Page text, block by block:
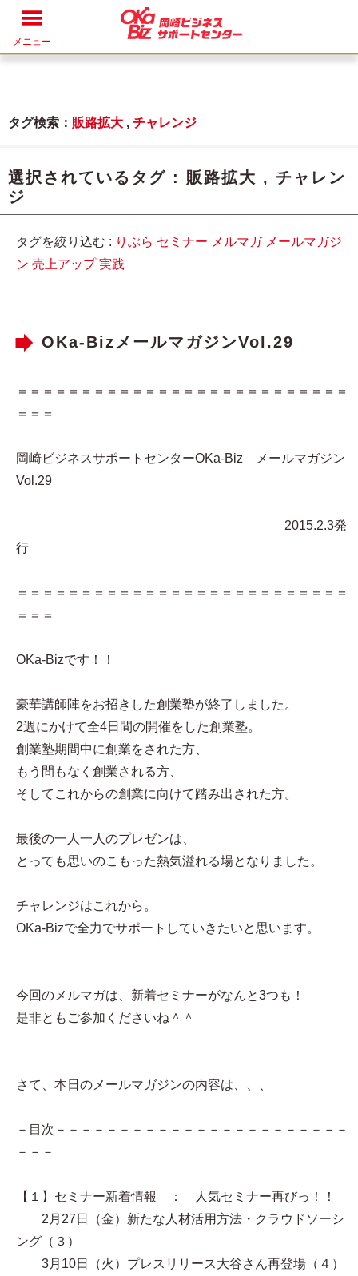
メニュー
タグ検索： 販路拡大 , チャレンジ
選択されているタグ : 販路拡大 , チャレン
ジ
タグを絞り込む : りぶら セミナー メルマガ メールマガジ
ン 売上アップ 実践
OKa-BizメールマガジンVol.29
＝＝＝＝＝＝＝＝＝＝＝＝＝＝＝＝＝＝＝＝＝＝＝＝＝＝
＝＝＝
岡崎ビジネスサポートセンターOKa-Biz メールマガジン
Vol.29
2015.2.3発
行
＝＝＝＝＝＝＝＝＝＝＝＝＝＝＝＝＝＝＝＝＝＝＝＝＝＝
＝＝＝
OKa-Bizです！！
豪華講師陣をお招きした創業塾が終了しました。
2週にかけて全4日間の開催をした創業塾。
創業塾期間中に創業をされた方、
もう間もなく創業される方、
そしてこれからの創業に向けて踏み出された方。
最後の一人一人のプレゼンは、
とっても思いのこもった熱気溢れる場となりました。
チャレンジはこれから。
OKa-Bizで全力でサポートしていきたいと思います。
今回のメルマガは、新着セミナーがなんと3つも！
是非ともご参加くださいね＾＾
さて、本日のメールマガジンの内容は、、、
－目次－－－－－－－－－－－－－－－－－－－－－－－
－－－
【１】セミナー新着情報 ： 人気セミナー再びっ！！
2月27日（金）新たな人材活用方法・クラウドソーシ
ング（３）
3月10日（火）プレスリリース大谷さん再登場（４）